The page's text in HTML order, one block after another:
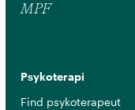
MPF
Psykoterapi
Find psykoterapeut